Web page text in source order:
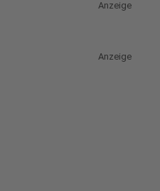
Anzeige
Anzeige